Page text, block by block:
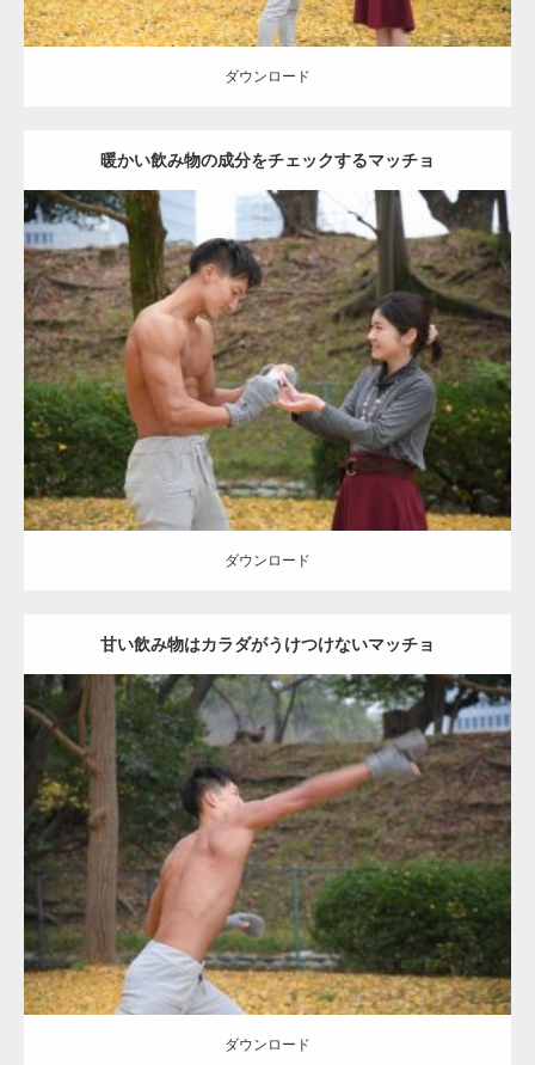
ダウンロード
暖かい飲み物の成分をチェックするマッチョ
Update:2021.07.8
Category:公園のマッチョ その他 AKIHITO(細マッチョ) 上腕三頭筋
肩
ダウンロード
ダウンロード
甘い飲み物はカラダがうけつけないマッチョ
Update:2021.07.8
Category: 公園のマッチョ その他 AKIHITO(細マッチョ) 背中
ダウンロード
ダウンロード